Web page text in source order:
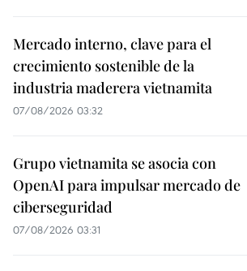
Mercado interno, clave para el
crecimiento sostenible de la
industria maderera vietnamita
07/08/2026 03:32
Grupo vietnamita se asocia con
OpenAI para impulsar mercado de
ciberseguridad
07/08/2026 03:31